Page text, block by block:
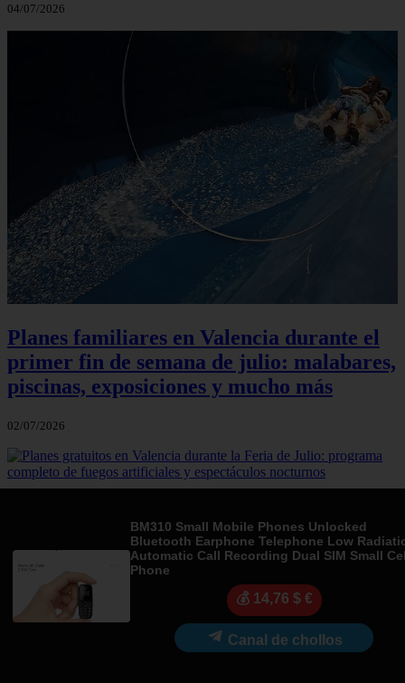
04/07/2026
Planes familiares en Valencia durante el
primer fin de semana de julio: malabares,
piscinas, exposiciones y mucho más
02/07/2026
Feria de Julio: programa completo de
fuegos artificiales y espectáculos
nocturnos
01/07/2026
BM310 Small Mobile Phones Unlocked
Bluetooth Earphone Telephone Low
Automatic Call Recording Dual SIM Small
Phone
💰 14,76 $ €
Canal de chollos